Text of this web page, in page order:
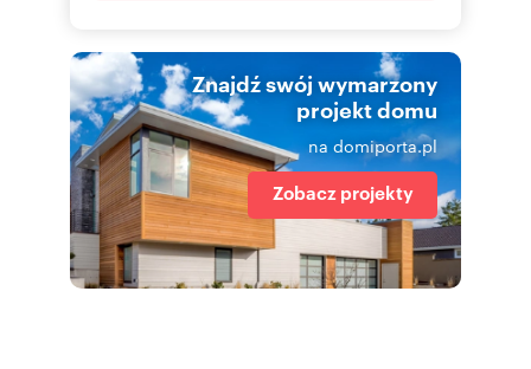
Znajdź swój wymarzony
projekt domu
na domiporta.pl
Zobacz projekty